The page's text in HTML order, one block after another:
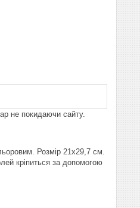
не покидаючи сайту.
Розмір 21х29,7 см.
кріпиться за допомогою